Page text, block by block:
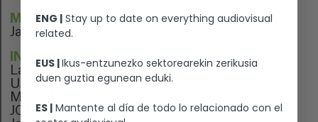
MUSIKA
Javier Bayon
INTERPRETEAK
Lander Otaola
Usue Alvarez
Mario Mayo
JORDI AGUILAR
ENG | Stay up to date on everything audiovisual
related.
EUS |Ikus-entzunezko sektorearekin zerikusia
duen guztia egunean eduki.
ES | Mantente al día de todo lo relacionado con el